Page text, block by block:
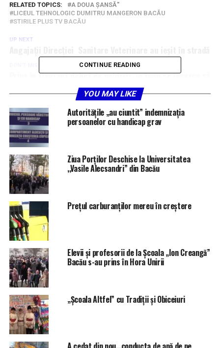
RELATED TOPICS:
A DOUA ȘANSĂ"
LICEUL TEHNOLOGIC DUMITRU MANGERON BACĂU
STIRILE PLUS TV BACĂU
UP NEXT
Prins în flagrant delict de polițiști, în timp ce încerca să
comercializeze o armă
CONTINUE READING
YOU MAY LIKE
Autoritățile „au ciuntit” indemnizația
persoanelor cu handicap grav
Ziua Porților Deschise la Universitatea
,,Vasile Alecsandri” din Bacău
Prețul carburanților mereu în creștere
Elevii și profesorii de la Școala „Ion Creangă”
Bacău s-au prins în Hora Unirii
„Școala Altfel” cu Tradiții și Obiceiuri